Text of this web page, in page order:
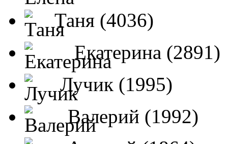
Таня (4036)
Екатерина (2891)
Лучик (1995)
Валерий (1992)